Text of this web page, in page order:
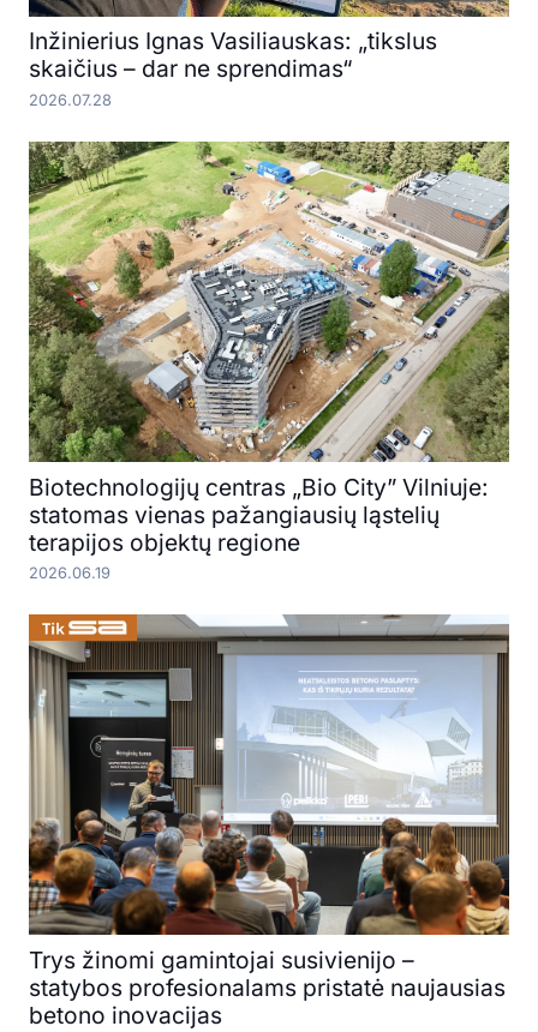
Inžinierius Ignas Vasiliauskas: „tikslus
skaičius – dar ne sprendimas“
2026.07.28
Biotechnologijų centras „Bio City” Vilniuje:
statomas vienas pažangiausių ląstelių
terapijos objektų regione
2026.06.19
Trys žinomi gamintojai susivienijo –
statybos profesionalams pristatė naujausias
betono inovacijas